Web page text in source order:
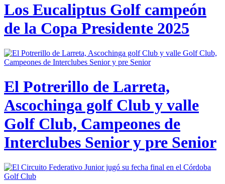
Los Eucaliptus Golf campeón
de la Copa Presidente 2025
El Potrerillo de Larreta,
Ascochinga golf Club y valle
Golf Club, Campeones de
Interclubes Senior y pre Senior